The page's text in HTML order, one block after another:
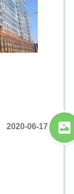
2020-06-17